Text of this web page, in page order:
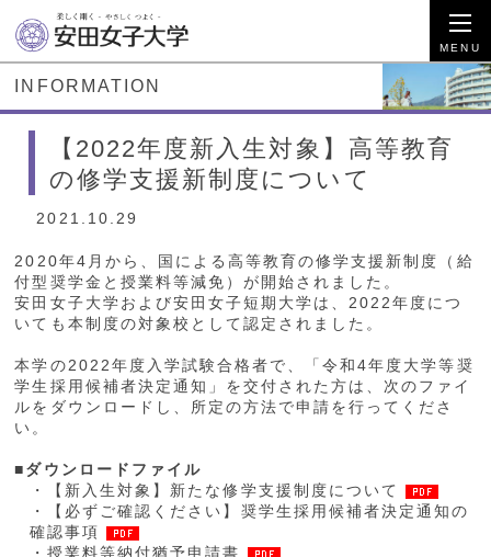
INFORMATION
【2022年度新入生対象】高等教育
の修学支援新制度について
2021.10.29
2020年4月から、国による高等教育の修学支援新制度（給
付型奨学金と授業料等減免）が開始されました。
安田女子大学および安田女子短期大学は、2022年度につ
いても本制度の対象校として認定されました。
本学の2022年度入学試験合格者で、「令和4年度大学等奨
学生採用候補者決定通知」を交付された方は、次のファイ
ルをダウンロードし、所定の方法で申請を行ってくださ
い。
■ダウンロードファイル
・
【新入生対象】新たな修学支援制度について
・
【必ずご確認ください】奨学生採用候補者決定通知の
確認事項
・授業料等納付猶予申請書